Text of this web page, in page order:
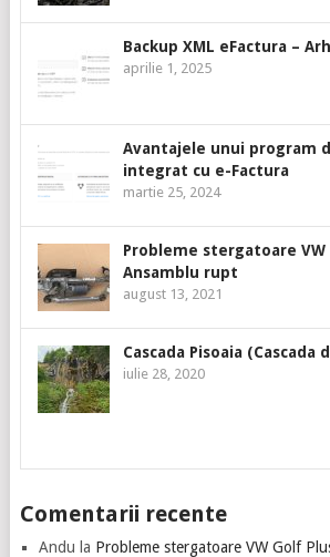
Backup XML eFactura –
aprilie 1, 2025
Avantajele unui program
integrat cu e-Factura
martie 25, 2024
Probleme stergatoare VW
Ansamblu rupt
august 13, 2021
Cascada Pisoaia (Cascada
iulie 28, 2020
Comentarii recente
Andu la Probleme stergatoare VW Golf